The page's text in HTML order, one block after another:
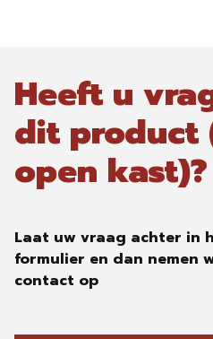
Heeft u
dit product
open kast)?
Laat uw vraag achter in
formulier en dan nemen
contact op